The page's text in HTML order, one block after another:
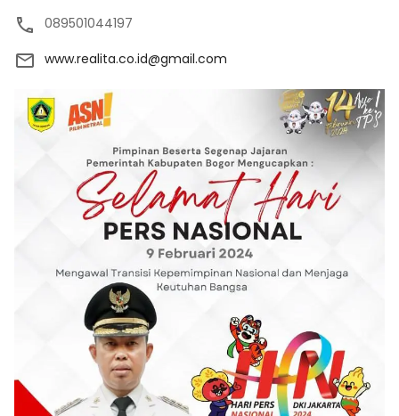
089501044197
www.realita.co.id@gmail.com